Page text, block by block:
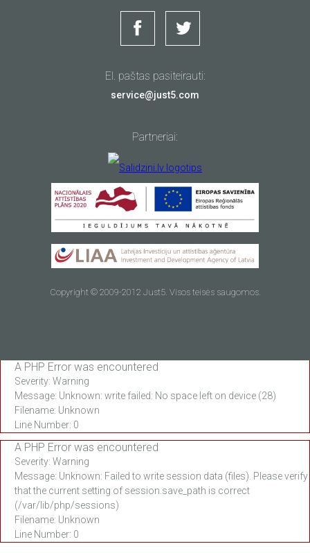
El. paštas pasiteirauti:
service@just5.com
Partneriai:
Copyright © 2009-2012 Just5. Visos teisės saugomos.
A PHP Error was encountered
Severity: Warning
Message: Unknown: write failed: No space left on device (28)
Filename: Unknown
Line Number: 0
A PHP Error was encountered
Severity: Warning
Message: Unknown: Failed to write session data (files). Please verify
that the current setting of session.save_path is correct
(/var/lib/php/sessions)
Filename: Unknown
Line Number: 0